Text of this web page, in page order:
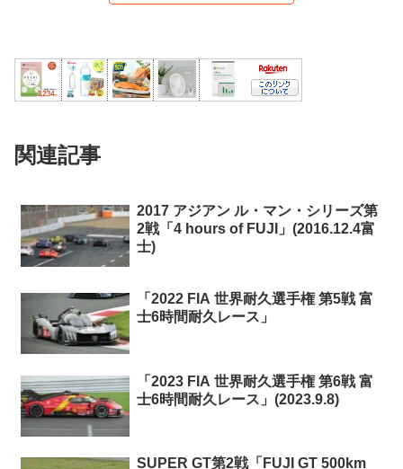
関連記事
2017 アジアン ル・マン・シリーズ第
2戦「4 hours of FUJI」(2016.12.4富
士)
「2022 FIA 世界耐久選手権 第5戦 富
士6時間耐久レース」
「2023 FIA 世界耐久選手権 第6戦 富
士6時間耐久レース」(2023.9.8)
SUPER GT第2戦「FUJI GT 500km